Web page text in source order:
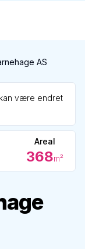
AS
være endret
Areal
368m²